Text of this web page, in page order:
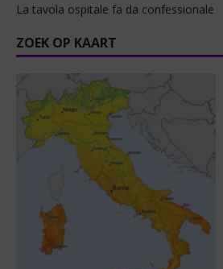
La tavola ospitale fa da confessionale
ZOEK OP KAART